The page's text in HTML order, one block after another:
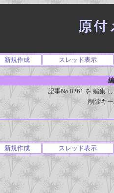
新規作成 スレッド表示
記事No.8261 を 編集
削除キ
新規作成 スレッド表示